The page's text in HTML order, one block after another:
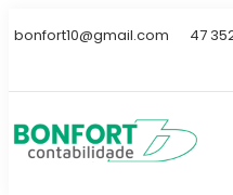
bonfort10@gmail.com 47